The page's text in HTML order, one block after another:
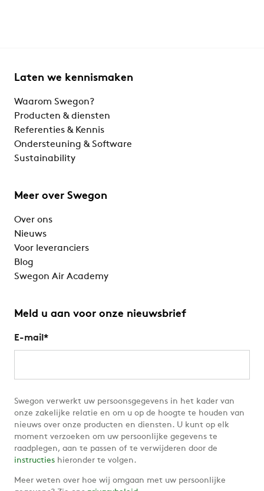
Laten we kennismaken
Waarom Swegon?
Producten & diensten
Referenties & Kennis
Ondersteuning & Software
Sustainability
Meer over Swegon
Over ons
Nieuws
Voor leveranciers
Blog
Swegon Air Academy
Meld u aan voor onze nieuwsbrief
E-mail *
Swegon verwerkt uw persoonsgegevens in het kader van
onze zakelijke relatie en om u op de hoogte te houden van
nieuws over onze producten en diensten. U kunt op elk
moment verzoeken om uw persoonlijke gegevens te
raadplegen, aan te passen of te verwijderen door de
instructies hieronder te volgen.
Meer weten over hoe wij omgaan met uw persoonlijke